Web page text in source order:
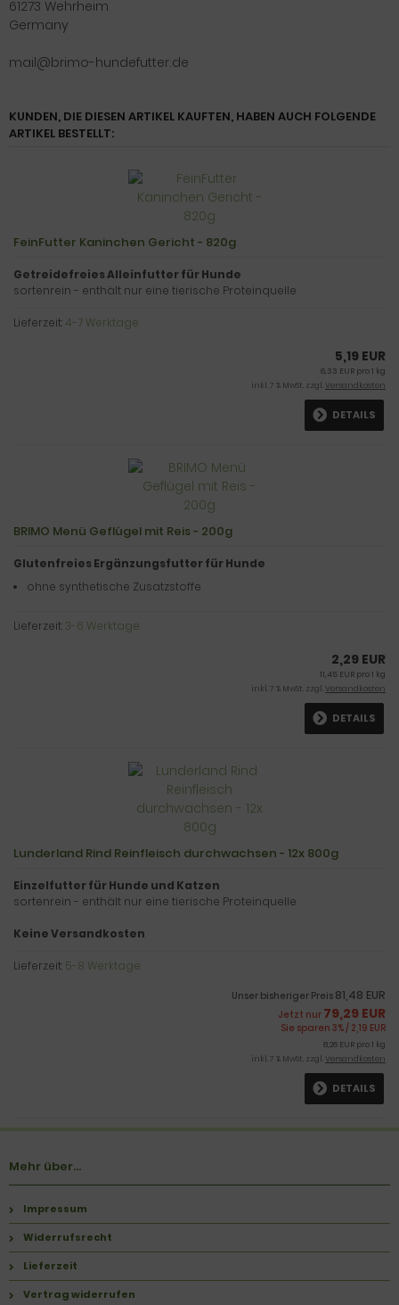
61273 Wehrheim
Germany
mail@brimo-hundefutter.de
KUNDEN, DIE DIESEN ARTIKEL KAUFTEN, HABEN AUCH FOLGENDE
ARTIKEL BESTELLT:
FeinFutter Kaninchen Gericht - 820g
Getreidefreies Alleinfutter für Hunde
sortenrein - enthält nur eine tierische Proteinquelle
Lieferzeit: 4-7 Werktage
5,19 EUR
6,33 EUR pro 1 kg
inkl. 7 % MwSt. zzgl.Versandkosten
DETAILS
BRIMO Menü Geflügel mit Reis - 200g
Glutenfreies Ergänzungsfutter für Hunde
ohne synthetische Zusatzstoffe
Lieferzeit: 3-6 Werktage
2,29 EUR
11,45 EUR pro 1 kg
inkl. 7 % MwSt. zzgl.Versandkosten
DETAILS
Lunderland Rind Reinfleisch durchwachsen - 12x 800g
Einzelfutter für Hunde und Katzen
sortenrein - enthält nur eine tierische Proteinquelle
Keine Versandkosten
Lieferzeit: 5-8 Werktage
Unser bisheriger Preis 81,48 EUR
Jetzt nur 79,29 EUR
Sie sparen 3% / 2,19 EUR
8,26 EUR pro 1 kg
inkl. 7 % MwSt. zzgl.Versandkosten
DETAILS
Mehr über...
Impressum
Widerrufsrecht
Lieferzeit
Vertrag widerrufen